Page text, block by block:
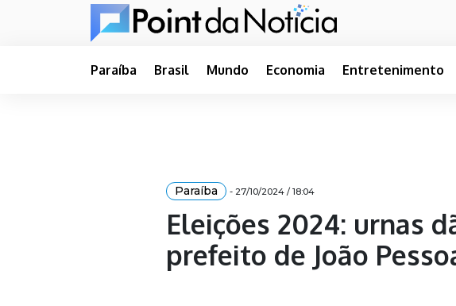
Paraíba Brasil Mundo Economia Entretenimento
Paraíba - 27/10/2024 / 18:04
Eleições 2024: urnas
prefeito de João